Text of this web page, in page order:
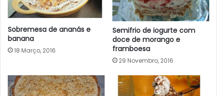
Sobremesa de ananás e
banana
18 Março, 2016
Semifrio de iogurte com
doce de morango e
framboesa
29 Novembro, 2016